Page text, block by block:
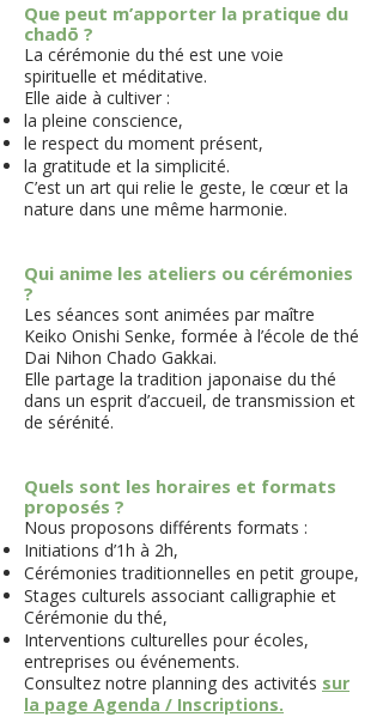
Que peut m’apporter la pratique du
chadō ?
La cérémonie du thé est une voie
spirituelle et méditative.
Elle aide à cultiver :
la pleine conscience,
le respect du moment présent,
la gratitude et la simplicité.
C’est un art qui relie le geste, le cœur et la
nature dans une même harmonie.
Qui anime les ateliers ou cérémonies
?
Les séances sont animées par maître
Keiko Onishi Senke, formée à l’école de thé
Dai Nihon Chado Gakkai.
Elle partage la tradition japonaise du thé
dans un esprit d’accueil, de transmission et
de sérénité.
Quels sont les horaires et formats
proposés ?
Nous proposons différents formats :
Initiations d’1h à 2h,
Cérémonies traditionnelles en petit groupe,
Stages culturels associant calligraphie et
Cérémonie du thé,
Interventions culturelles pour écoles,
entreprises ou événements.
Consultez notre planning des activités sur
la page Agenda / Inscriptions.